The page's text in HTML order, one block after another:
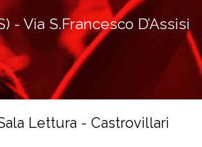
- Via S.Francesco D’Assisi
Lettura - Castrovillari